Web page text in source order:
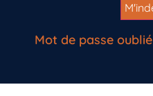
Mot de passe oublié